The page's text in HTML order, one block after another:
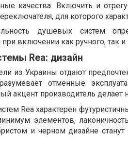
качества. Включить и
для которого
душевых систем
при включении как ручного, так
Rea: дизайн
из Украины отдают
отменные
акцент производитель делает
Rea характерен
элементов,
и черном дизайне